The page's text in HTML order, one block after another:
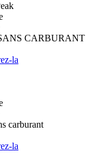
CARBURANT
la
carburant
la